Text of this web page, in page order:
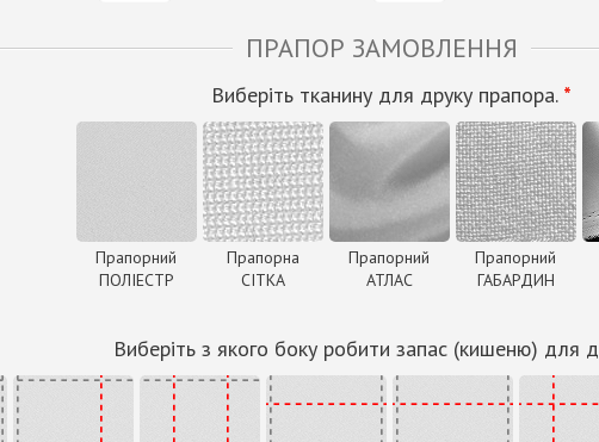
ПРАПОР ЗАМОВЛЕННЯ
Виберіть тканину для друку прапора. *
Прапорний
ПОЛІЕСТР
Прапорна
СІТКА
Прапорний
АТЛАС
Прапорний
ГАБАРДИН
Виберіть з якого боку робити запас (кишеню) для